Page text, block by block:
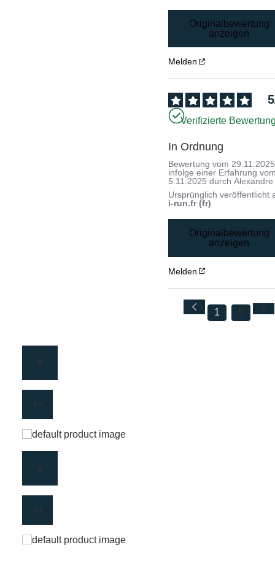
Originalbewertung
anzeigen
Melden
5
Verifizierte
In Ordnung
Bewertung vom29.11.2025
infolge einer Erfahrung
5.11.2025 durchAlexandre
Ursprünglich veröffentlicht
i-run.fr (fr)
Originalbewertung
anzeigen
Melden
1 6